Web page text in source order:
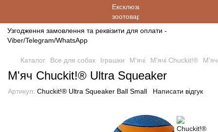
Узгодження замовлення та реквізити для оплати -
Viber/Telegram/WhatsApp
Каталог Все для собак Іграшки М'ячі М'ячі Chuckit!® М'яч
М'яч Chuckit!® Ultra Squeaker
Артикул: Chuckit!® Ultra Squeaker Ball Small Написати відгук